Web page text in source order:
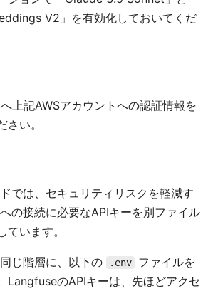
V2」を有効化しておいてくだ
上記AWSアカウントへの認証情報を
い。
では、セキュリティリスクを軽減す
の接続に必要なAPIキーを別ファイル
ています。
じ階層に、以下の .env
ファイルを
LangfuseのAPIキーは、先ほどアクセ